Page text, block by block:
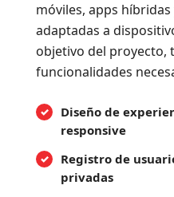
móviles, apps
adaptadas a
objetivo del proyecto,
funcionalidades
Diseño de
responsive
Registro de
privadas